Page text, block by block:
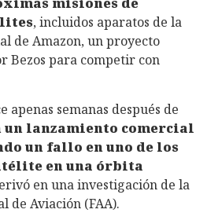
, incluidos aparatos de la
de Amazon, un proyecto
Bezos para competir con
apenas semanas después de
lanzamiento comercial
un fallo en uno de los
en una órbita
en una investigación de la
de Aviación (FAA).